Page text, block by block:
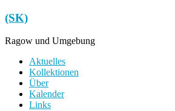
Zum
Inhalt
springen
(SK)
Ragow und Umgebung
Menü
Aktuelles
Kollektionen
Über
Kalender
Links